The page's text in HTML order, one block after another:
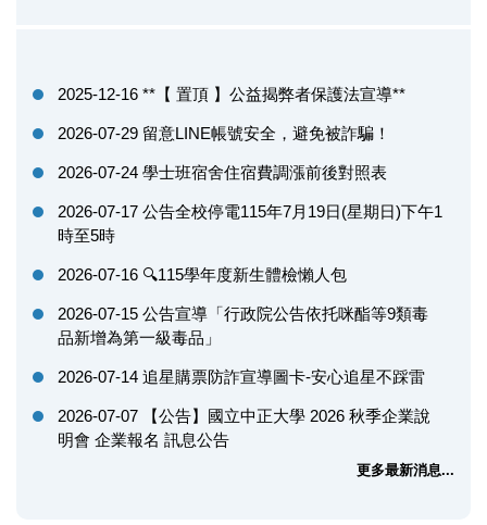
2025-12-16 **【 置頂 】公益揭弊者保護法宣導**
2026-07-29 留意LINE帳號安全，避免被詐騙！
2026-07-24 學士班宿舍住宿費調漲前後對照表
2026-07-17 公告全校停電115年7月19日(星期日)下午1
時至5時
2026-07-16 🔍115學年度新生體檢懶人包
2026-07-15 公告宣導「行政院公告依托咪酯等9類毒
品新增為第一級毒品」
2026-07-14 追星購票防詐宣導圖卡-安心追星不踩雷
2026-07-07
【公告】國立中正大學 2026 秋季企業說
明會 企業報名 訊息公告
更多最新消息...